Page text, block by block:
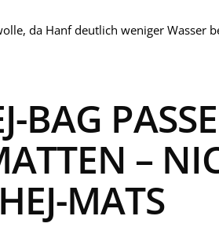
da Hanf deutlich weniger Wasser
BAG
–
MATS